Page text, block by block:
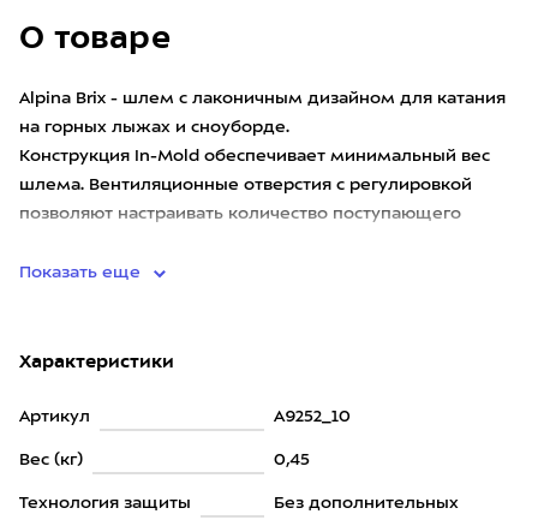
О товаре
Alpina Brix - шлем с лаконичным дизайном для катания
на горных лыжах и сноуборде.
Конструкция In-Mold обеспечивает минимальный вес
шлема. Вентиляционные отверстия с регулировкой
позволяют настраивать количество поступающего
Показать еще
Характеристики
Артикул A9252_10
Вес (кг) 0,45
Технология защиты
Без дополнительных